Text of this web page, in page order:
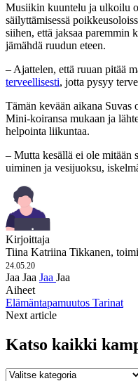
Musiikin kuuntelu ja ulkoilu
säilyttämisessä
siihen, että jaksaa paremmin
jämähdä ruudun eteen.
– Ajattelen, että ruuan pitää
terveellisesti, jotta pysyy
Tämän kevään aikana Suvas
Mini-koiransa mukaan ja
helpointa liikuntaa.
– Mutta kesällä ei ole mitään
uiminen ja vesijuoksu,
Kirjoittaja
Tiina Katriina Tikkanen,
24.05.20
Jaa Jaa Jaa Jaa
Aiheet
Elämäntapamuutos Tarinat
Next article
Katso kaikki
Katso